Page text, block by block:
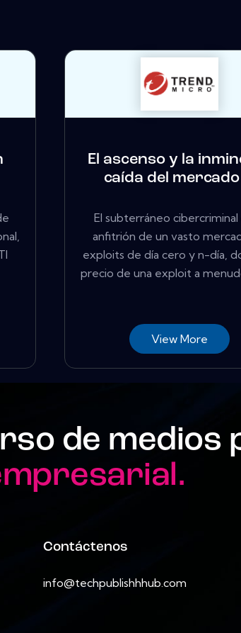
El ascenso y la
caída del mercado
El subterráneo cibercriminal
anfitrión de un vasto
exploits de día cero y n-día,
precio de una exploit a
View More
de medios
Contáctenos
info@techpublishhhub.com